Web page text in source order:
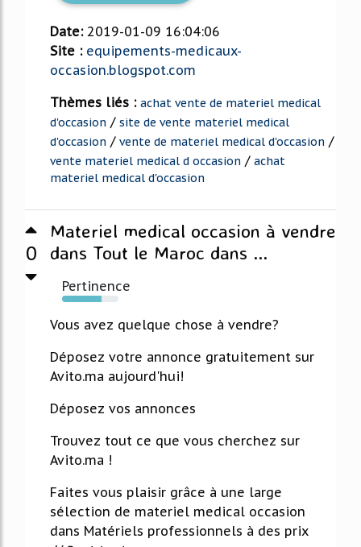
Date: 2019-01-09 16:04:06
Site : equipements-medicaux-
occasion.blogspot.com
Thèmes liés : achat vente de materiel medical
d'occasion / site de vente materiel medical
d'occasion / vente de materiel medical d'occasion /
vente materiel medical d occasion / achat
materiel medical d'occasion
0
Materiel medical occasion à vendre
dans Tout le Maroc dans ...
Pertinence
70%
Vous avez quelque chose à vendre?
Déposez votre annonce gratuitement sur
Avito.ma aujourd'hui!
Déposez vos annonces
Trouvez tout ce que vous cherchez sur
Avito.ma !
Faites vous plaisir grâce à une large
sélection de materiel medical occasion
dans Matériels professionnels à des prix